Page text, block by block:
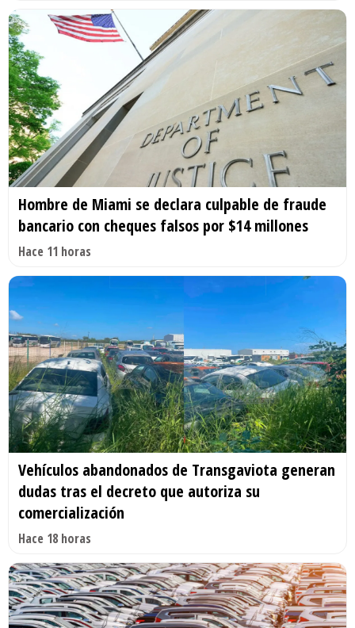
Hombre de Miami se declara culpable de fraude
bancario con cheques falsos por $14 millones
Hace 11 horas
Vehículos abandonados de Transgaviota generan
dudas tras el decreto que autoriza su
comercialización
Hace 18 horas